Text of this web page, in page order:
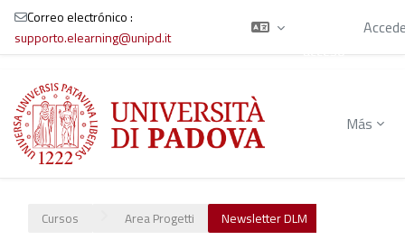
Salta al contenido principal
Correo electrónico :
supporto.elearning@unipd.it
Más
Cursos Area Progetti Newsletter DLM